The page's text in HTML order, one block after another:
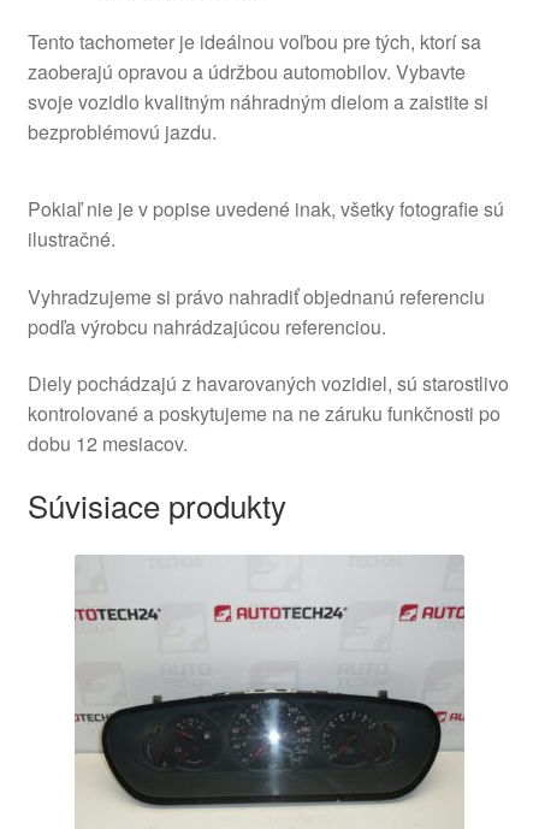
Tento tachometer je ideálnou voľbou pre tých, ktorí sa
zaoberajú opravou a údržbou automobilov. Vybavte
svoje vozidlo kvalitným náhradným dielom a zaistite si
bezproblémovú jazdu.
Pokiaľ nie je v popise uvedené inak, všetky fotografie sú
ilustračné.
Vyhradzujeme si právo nahradiť objednanú referenciu
podľa výrobcu nahrádzajúcou referenciou.
Diely pochádzajú z havarovaných vozidiel, sú starostlivo
kontrolované a poskytujeme na ne záruku funkčnosti po
dobu 12 mesiacov.
Súvisiace produkty